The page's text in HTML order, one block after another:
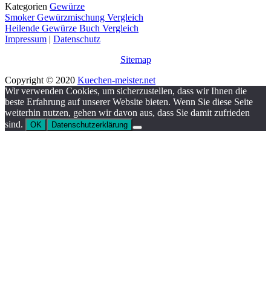
Kategorien Gewürze
Smoker Gewürzmischung Vergleich
Heilende Gewürze Buch Vergleich
Impressum | Datenschutz
Sitemap
Copyright © 2020 Kuechen-meister.net
Wir verwenden Cookies, um sicherzustellen, dass wir Ihnen die
beste Erfahrung auf unserer Website bieten. Wenn Sie diese Seite
weiterhin nutzen, gehen wir davon aus, dass Sie damit zufrieden
sind.
OK Datenschutzerklärung